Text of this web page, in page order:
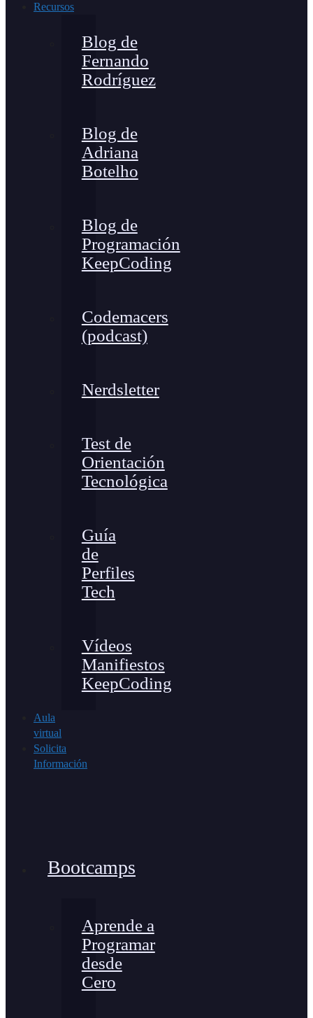
Recursos
Blog de
Fernando
Rodríguez
Blog de
Adriana
Botelho
Blog de
Programación
KeepCoding
Codemacers
(podcast)
Nerdsletter
Test de
Orientación
Tecnológica
Guía
de
Perfiles
Tech
Vídeos
Manifiestos
KeepCoding
Aula
virtual
Solicita
Información
Bootcamps
Aprende a
Programar
desde
Cero